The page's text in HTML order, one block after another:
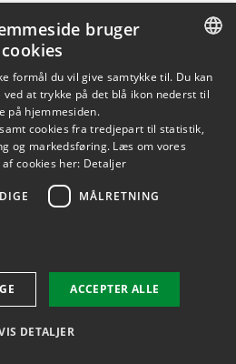
er med til at fremme sundhed og
nye og bedre fødevarer samt
løsninger i
på nogle højdepunkter fra de
DANISH
ENGLISH
bruger
cookies
formål du vil give samtykke til. Du kan
at trykke på det blå ikon nederst til
på hjemmesiden.
cookies fra tredjepart til statistik,
og markedsføring. Læs om vores
cookies her: Detaljer
MÅLRETNING
ACCEPTER ALLE
DETALJER